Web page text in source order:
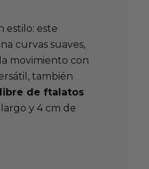
estilo: este
curvas suaves,
movimiento con
también
libre de ftalatos
y 4 cm de